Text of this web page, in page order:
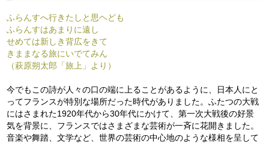
ふらんすへ行きたしと思ヘども
ふらんすはあまりに遠し
せめては新しき背広をきて
きままなる旅にいでてみん
（萩原朔太郎「旅上」より）
今でもこの詩が人々の口の端に上ることがあるように、日本人にと
ってフランスが特別な場所だった時代がありました。ふたつの大戦
にはさまれた1920年代から30年代にかけて、第一次大戦後の好景
気を背景に、フランスではさまざまな芸術が一斉に花開きました。
音楽や舞踏、文学など、世界の芸術の中心地のような様相を呈して